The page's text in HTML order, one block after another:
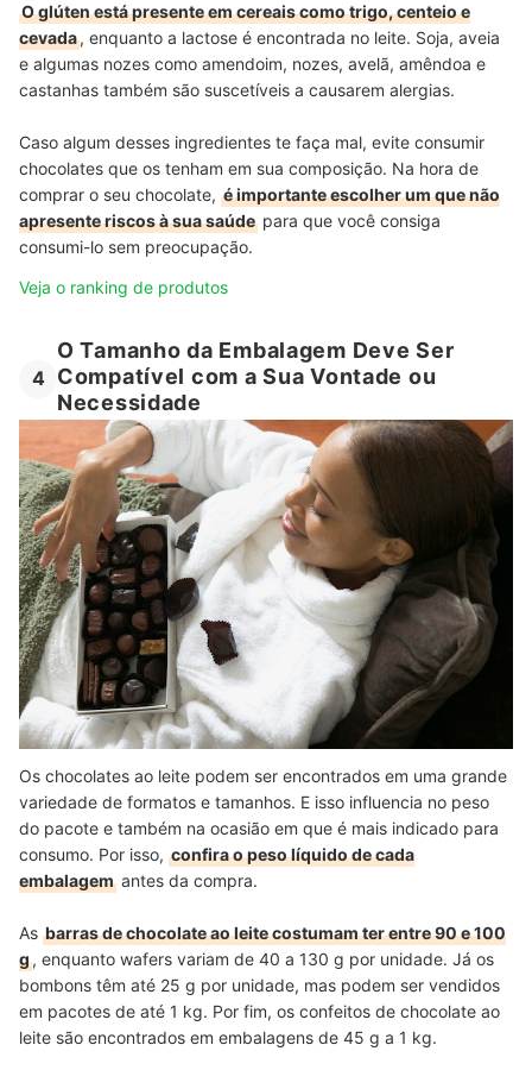
O glúten está presente em cereais como trigo, centeio e
cevada, enquanto a lactose é encontrada no leite. Soja, aveia
e algumas nozes como amendoim, nozes, avelã, amêndoa e
castanhas também são suscetíveis a causarem alergias.
Caso algum desses ingredientes te faça mal, evite consumir
chocolates que os tenham em sua composição. Na hora de
comprar o seu chocolate, é importante escolher um que não
apresente riscos à sua saúde para que você consiga
consumi-lo sem preocupação.
Veja o ranking de produtos
4
O Tamanho da Embalagem Deve Ser
Compatível com a Sua Vontade ou
Necessidade
Os chocolates ao leite podem ser encontrados em uma grande
variedade de formatos e tamanhos. E isso influencia no peso
do pacote e também na ocasião em que é mais indicado para
consumo. Por isso, confira o peso líquido de cada
embalagem antes da compra.
As barras de chocolate ao leite costumam ter entre 90 e 100
g, enquanto wafers variam de 40 a 130 g por unidade. Já os
bombons têm até 25 g por unidade, mas podem ser vendidos
em pacotes de até 1 kg. Por fim, os confeitos de chocolate ao
leite são encontrados em embalagens de 45 g a 1 kg.